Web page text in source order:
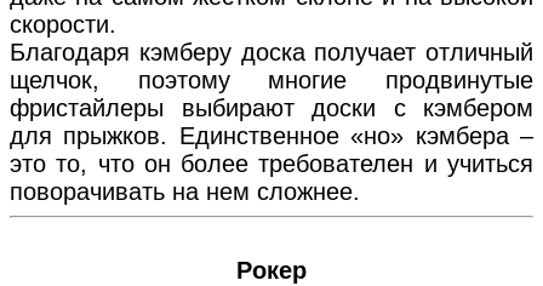
скорости.
Благодаря кэмберу доска получает отличный
щелчок, поэтому многие продвинутые
фристайлеры выбирают доски с кэмбером
для прыжков. Единственное «но» кэмбера –
это то, что он более требователен и учиться
поворачивать на нем сложнее.
Рокер